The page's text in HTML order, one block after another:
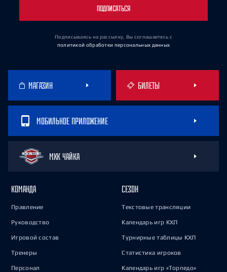
ПОДПИСАТЬСЯ
Подписываясь на рассылку, Вы соглашаетесь с
политикой обработки персональных данных
МАГАЗИН БИЛЕТЫ
МОБИЛЬНОЕ ПРИЛОЖЕНИЕ
МХК ЧАЙКА
КОМАНДА
Правление
Руководство
Игровой состав
Тренеры
Персонал
СЕЗОН
Текстовые трансляции
Календарь игр КХЛ
Турнирные таблицы КХЛ
Статистика игроков
Календарь игр «Торпедо»